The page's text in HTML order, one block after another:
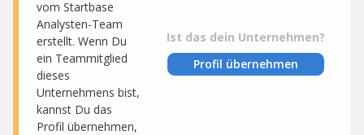
vom Startbase
Analysten-Team
erstellt. Wenn Du
ein Teammitglied
dieses
Unternehmens bist,
kannst Du das
Profil übernehmen,
Ist das dein Unternehmen?
Profil übernehmen